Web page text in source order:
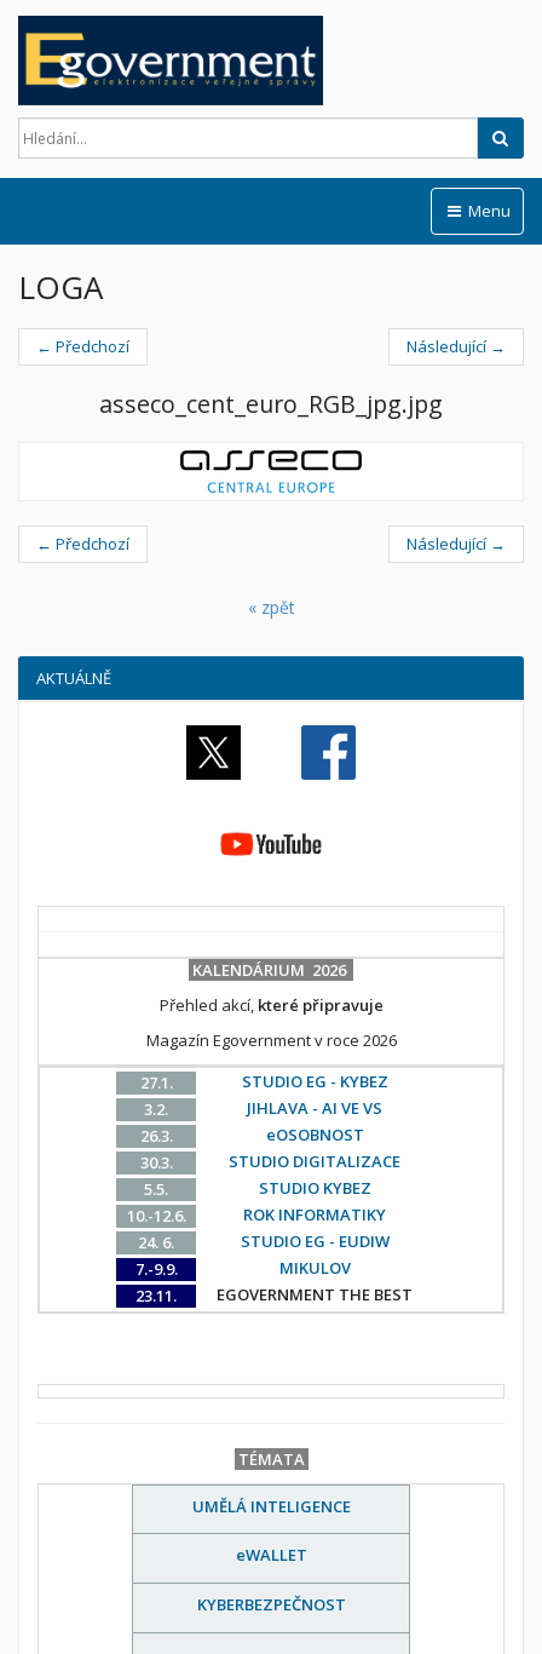
Menu
LOGA
← Předchozí Následující →
asseco_cent_euro_RGB_jpg.jpg
← Předchozí Následující →
« zpět
AKTUÁLNĚ
KALENDÁRIUM 2026
Přehled akcí, které připravuje
Magazín Egovernment v roce 2026
27.1.
STUDIO EG - KYBEZ
3.2.
JIHLAVA - AI VE VS
26.3.
eOSOBNOST
30.3.
STUDIO DIGITALIZACE
5.5.
STUDIO KYBEZ
10.-12.6.
ROK INFORMATIKY
24. 6.
STUDIO EG - EUDIW
7.-9.9.
MIKULOV
23.11.
EGOVERNMENT THE BEST
TÉMATA
UMĚLÁ INTELIGENCE
eWALLET
KYBERBEZPEČNOST